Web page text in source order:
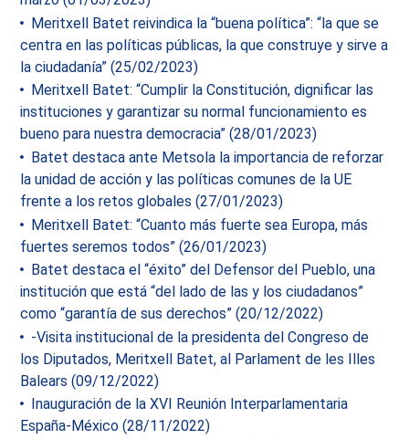
Meritxell Batet reivindica la “buena política”: “la que se
centra en las políticas públicas, la que construye y sirve a
la ciudadanía” (25/02/2023)
Meritxell Batet: “Cumplir la Constitución, dignificar las
instituciones y garantizar su normal funcionamiento es
bueno para nuestra democracia” (28/01/2023)
Batet destaca ante Metsola la importancia de reforzar
la unidad de acción y las políticas comunes de la UE
frente a los retos globales (27/01/2023)
Meritxell Batet: “Cuanto más fuerte sea Europa, más
fuertes seremos todos” (26/01/2023)
Batet destaca el “éxito” del Defensor del Pueblo, una
institución que está “del lado de las y los ciudadanos”
como “garantía de sus derechos” (20/12/2022)
-Visita institucional de la presidenta del Congreso de
los Diputados, Meritxell Batet, al Parlament de les Illes
Balears (09/12/2022)
Inauguración de la XVI Reunión Interparlamentaria
España-México (28/11/2022)